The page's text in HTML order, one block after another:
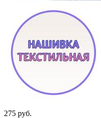
275 руб.